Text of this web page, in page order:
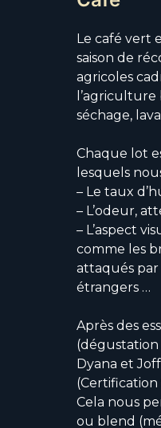
Le café vert
saison de
agricoles
séchage,
Chaque lot
lesquels
– Le taux
– L’odeur,
– L’aspect
comme les
attaqués par
étrangers …
Après des
(dégustation
Dyana et
(Certification
Cela nous
ou blend